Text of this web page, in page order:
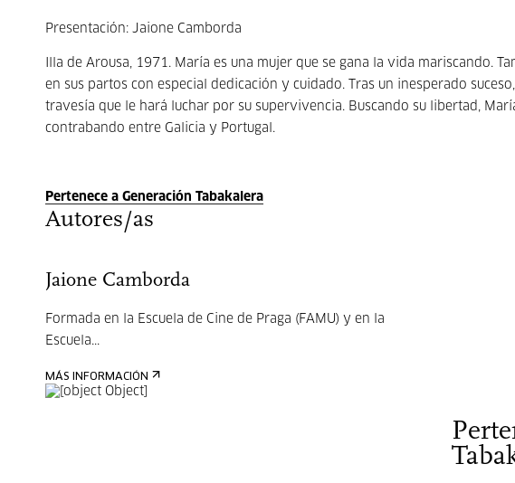
Presentación: Jaione Camborda
Illa de Arousa, 1971. María es una mujer que se gana la vida mariscando.
en sus partos con especial dedicación y cuidado. Tras un inesperado
travesía que le hará luchar por su supervivencia. Buscando su libertad,
contrabando entre Galicia y Portugal.
Pertenece a Generación Tabakalera
Autores/as
Jaione Camborda
Formada en la Escuela de Cine de Praga (FAMU) y en la
Escuela...
MÁS INFORMACIÓN